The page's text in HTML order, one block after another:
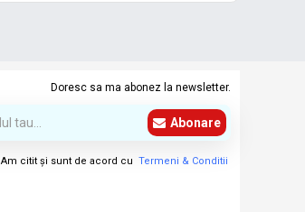
Doresc sa ma abonez la newsletter.
Abonare
Am citit şi sunt de acord cu Termeni & Conditii